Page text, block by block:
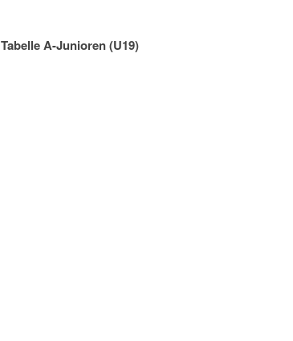
Tabelle A-Junioren (U19)